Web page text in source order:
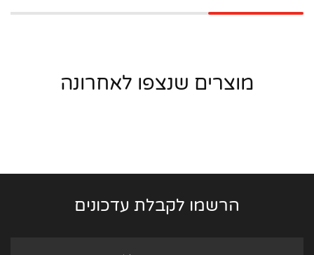
מוצרים שנצפו לאחרונה
הרשמו לקבלת עדכונים